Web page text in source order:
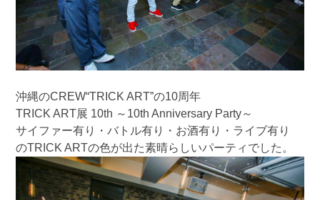
沖縄のCREW“TRICK ART”の10周年
TRICK ART展 10th ～10th Anniversary Party～
サイファー有り・バトル有り・お酒有り・ライブ有り
のTRICK ARTの色が出た素晴らしいパーティでした。